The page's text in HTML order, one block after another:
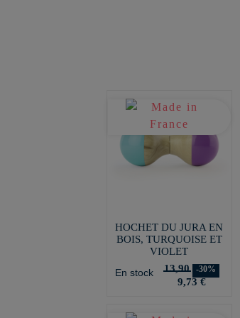
HOCHET DU JURA EN
BOIS, TURQUOISE ET
VIOLET
En stock
13,90 -30%
9,73 €